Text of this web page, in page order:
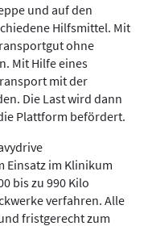
und auf den
Hilfsmittel. Mit
ohne
Mit Hilfe eines
mit der
Die Last wird dann
Plattform befördert.
Einsatz im Klinikum
bis zu 990 Kilo
verfahren. Alle
fristgerecht zum